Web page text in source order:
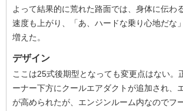
よって結果的に荒れた路面では、身体に伝わ
速度も上がり、「あ、ハードな乗り心地だな
増えた。
デザイン
ここは25式後期型となっても変更点はない。
ーナー下方にクールエアダクトが追加され、
が高められたが、エンジンルーム内なのでフ